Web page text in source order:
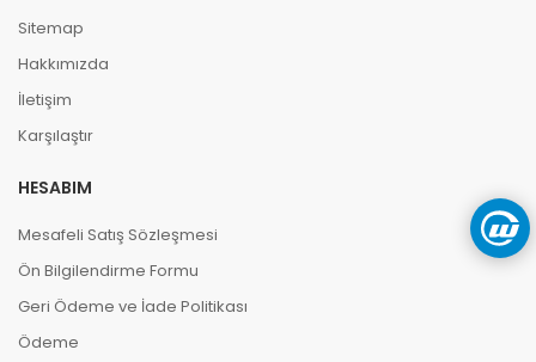
Sitemap
Hakkımızda
İletişim
Karşılaştır
HESABIM
Mesafeli Satış Sözleşmesi
Ön Bilgilendirme Formu
Geri Ödeme ve İade Politikası
Ödeme